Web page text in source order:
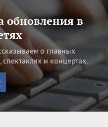
обновления в
о главных
и концертах.